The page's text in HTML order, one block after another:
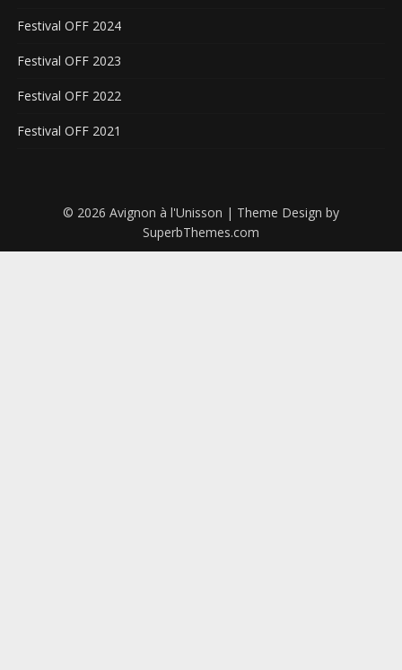
Festival OFF 2024
Festival OFF 2023
Festival OFF 2022
Festival OFF 2021
© 2026 Avignon à l'Unisson | Theme Design by
SuperbThemes.com